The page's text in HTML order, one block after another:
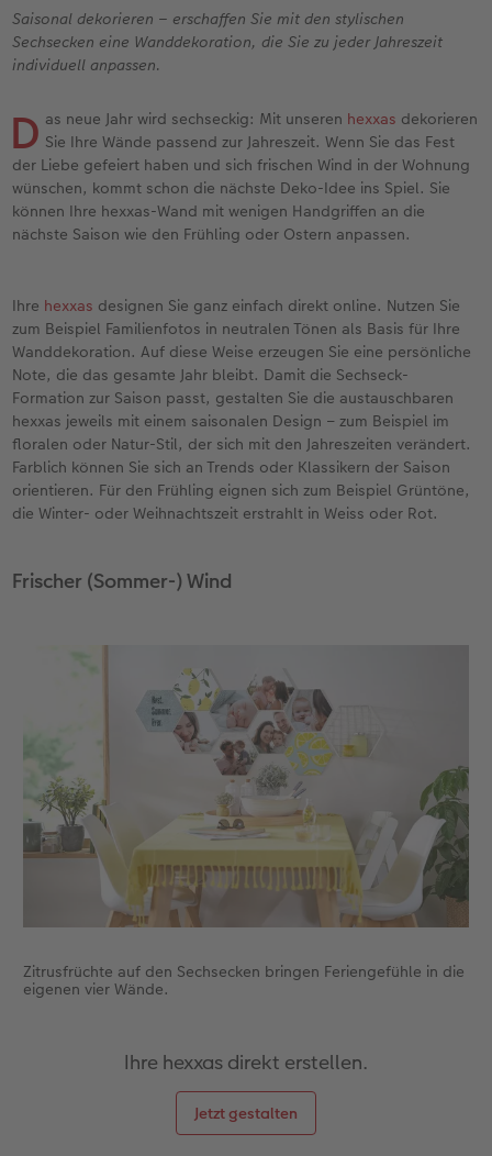
Personalisierter Schuber
Erinnerungstasche
CEWE FOTOBUCH Kids
Einband mit Leder und Leinen
Erste Schritte
Webinare
Kundenbeispiele
Kundengeschichten
Coffeetable Book «Art Collection»
Nature Prints
Premium Poster
Fotosets
Fotosticker
Sofortfotos
Zubehör
Photo Streetmap Poster
Fotocollage
hexxas
Acrylglas
Alu Dibond
Gallery Print
Hartschaum
Mehrteiler
Wandgestaltung
Weitere Anlässe
Klappkarten
Fotokarten
Postkarten
Einzelkarten im Direktversand
Schule & Büro
Haustiere
Faber-Castell
Art Prints
Geschenkidee
CEWE Geschenkgutschein
Foto-Leckerlidose
Neuheiten
Silikonhüllen
Kunststoffhüllen
Lederhüllen
Holzhülle
Handykette
Wandkalender mit Design
Wandkalender A4
Wandkalender A4 Panorama
Wandkalender A3
Tischkalender Quadratisch
Sofortgrusskarten
Sofortfotosets
Sofortcollagen
Mehrteilige Sofortfotos
Biometrische Passfotos
Zum Geburtstag
Muttertagsgeschenke
Geschenke zum Abschied
Fotogeschenke zum Osterfest
für Brautpaare
Hochzeit
Jahrbuch
Fotowettbewerbe
Kundengeschichten
App
Saisonal dekorieren – erschaffen Sie mit den stylischen
Sechsecken eine Wanddekoration, die Sie zu jeder Jahreszeit
individuell anpassen.
D as neue Jahr wird sechseckig: Mit unseren hexxas dekorieren
Sie Ihre Wände passend zur Jahreszeit. Wenn Sie das Fest
der Liebe gefeiert haben und sich frischen Wind in der Wohnung
wünschen, kommt schon die nächste Deko-Idee ins Spiel. Sie
können Ihre hexxas-Wand mit wenigen Handgriffen an die
nächste Saison wie den Frühling oder Ostern anpassen.
Ihre hexxas designen Sie ganz einfach direkt online. Nutzen Sie
zum Beispiel Familienfotos in neutralen Tönen als Basis für Ihre
Wanddekoration. Auf diese Weise erzeugen Sie eine persönliche
Note, die das gesamte Jahr bleibt. Damit die Sechseck-
Formation zur Saison passt, gestalten Sie die austauschbaren
hexxas jeweils mit einem saisonalen Design – zum Beispiel im
floralen oder Natur-Stil, der sich mit den Jahreszeiten verändert.
Farblich können Sie sich an Trends oder Klassikern der Saison
orientieren. Für den Frühling eignen sich zum Beispiel Grüntöne,
die Winter- oder Weihnachtszeit erstrahlt in Weiss oder Rot.
Frischer (Sommer-) Wind
Zitrusfrüchte auf den Sechsecken bringen Feriengefühle in die
eigenen vier Wände.
Ihre hexxas direkt erstellen.
Jetzt gestalten